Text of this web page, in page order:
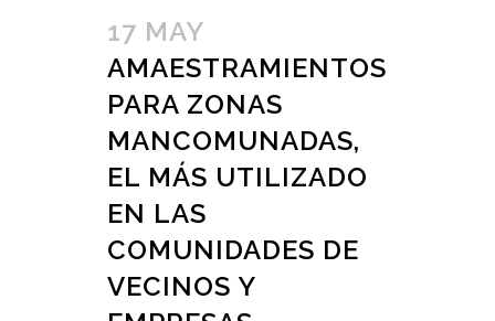
17 MAY
AMAESTRAMIENTOS
PARA ZONAS
MANCOMUNADAS,
EL MÁS UTILIZADO
EN LAS
COMUNIDADES DE
VECINOS Y